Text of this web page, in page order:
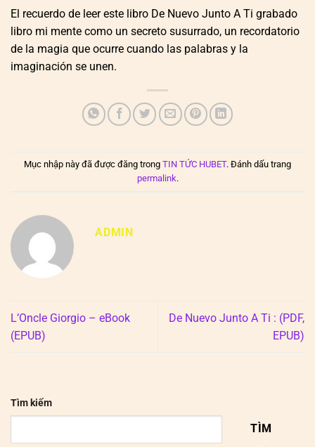
El recuerdo de leer este libro De Nuevo Junto A Ti grabado
libro mi mente como un secreto susurrado, un recordatorio
de la magia que ocurre cuando las palabras y la
imaginación se unen.
Mục nhập này đã được đăng trong TIN TỨC HUBET. Đánh dấu trang
permalink.
ADMIN
L’Oncle Giorgio – eBook
(EPUB)
De Nuevo Junto A Ti : (PDF,
EPUB)
Tìm kiếm
TÌM